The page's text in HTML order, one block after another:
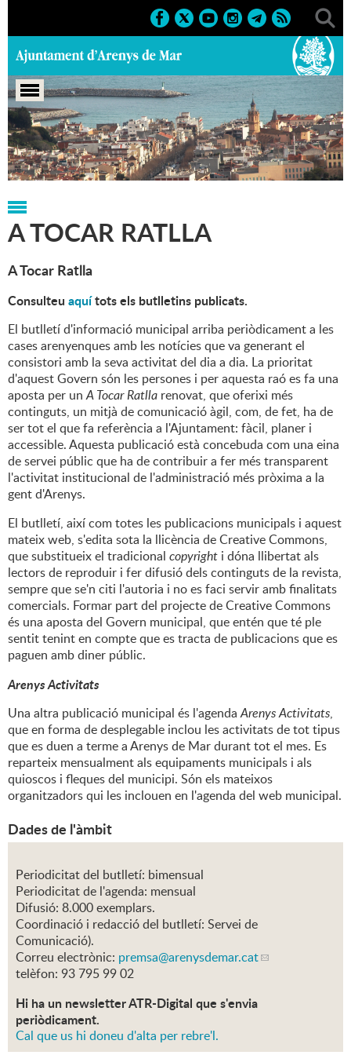
Portada > Regidories > Comunicació > A Tocar Ratlla
A TOCAR RATLLA
A Tocar Ratlla
Consulteu aquítots els butlletins publicats.
El butlletí d'informació municipal arriba periòdicament a les
cases arenyenques amb les notícies que va generant el
consistori amb la seva activitat del dia a dia. La prioritat
d'aquest Govern són les persones i per aquesta raó es fa una
aposta per unA Tocar Ratlla renovat, que oferixi més
continguts, un mitjà de comunicació àgil, com, de fet, ha de
ser tot el que fa referència a l'Ajuntament: fàcil, planer i
accessible. Aquesta publicació està concebuda com una eina
de servei públic que ha de contribuir a fer més transparent
l'activitat institucional de l'administració més pròxima a la
gent d'Arenys.
El butlletí, així com totes les publicacions municipals i aquest
mateix web, s'edita sota la llicència de Creative Commons,
que substitueix el tradicional copyright i dóna llibertat als
lectors de reproduir i fer difusió dels continguts de la revista,
sempre que se'n citi l'autoria i no es faci servir amb finalitats
comercials. Formar part del projecte de Creative Commons
és una aposta del Govern municipal, que entén que té ple
sentit tenint en compte que es tracta de publicacions que es
paguen amb diner públic.
Arenys Activitats
Una altra publicació municipal és l'agendaArenys Activitats,
que en forma de desplegable inclou les activitats de tot tipus
que es duen a terme a Arenys de Mar durant tot el mes. Es
reparteix mensualment als equipaments municipals i als
quioscos i fleques del municipi. Són els mateixos
organitzadors qui les inclouen en l'agenda del web municipal.
Dades de l'àmbit
Periodicitat del butlletí: bimensual
Periodicitat de l'agenda: mensual
Difusió: 8.000 exemplars.
Coordinació i redacció del butlletí: Servei de
Comunicació).
Correu electrònic: premsa@arenysdemar.cat
telèfon: 93 795 99 02
Hi ha un newsletter ATR-Digital que s'envia
periòdicament.
Cal que us hi doneu d'alta per rebre'l.